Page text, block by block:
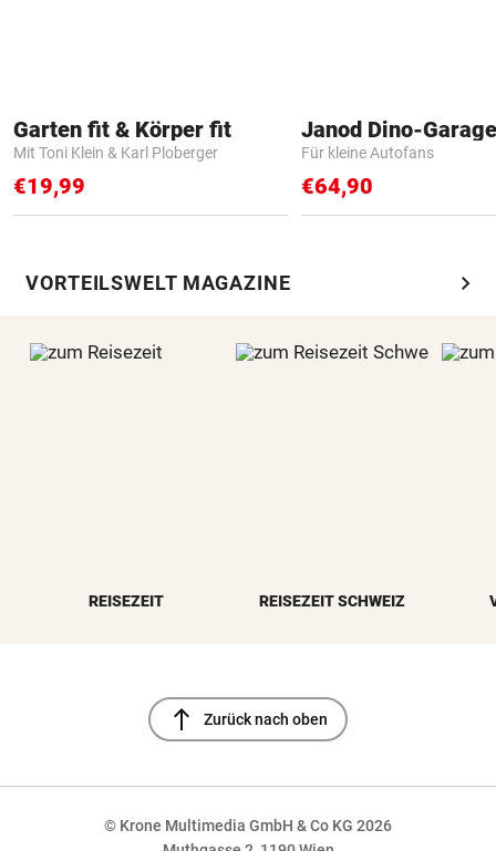
Garten fit & Körper fit
Mit Toni Klein & Karl Ploberger
€19,99
Janod Dino-Garage
Für kleine Autofans
€64,90
VORTEILSWELT MAGAZINE chevron_right
REISEZEIT REISEZEIT SCHWEIZ
north Zurück nach oben
© Krone Multimedia GmbH & Co KG 2026